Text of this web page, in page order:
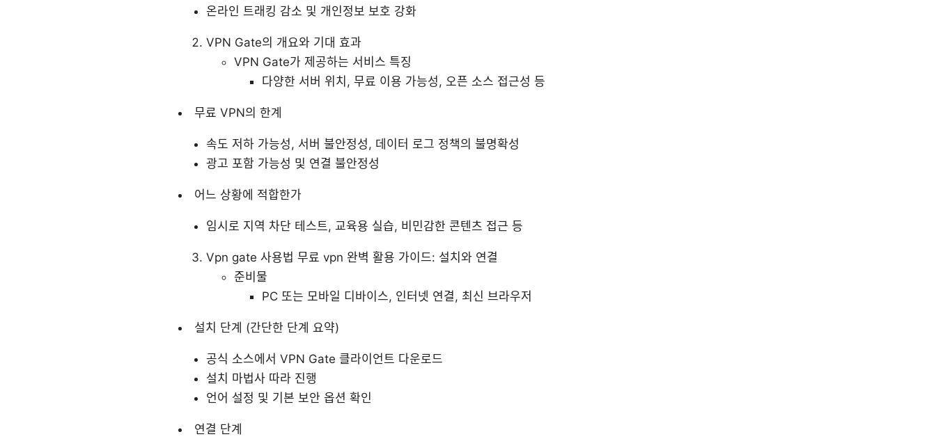
온라인 트래킹 감소 및 개인정보 보호 강화
VPN Gate의 개요와 기대 효과
VPN Gate가 제공하는 서비스 특징
다양한 서버 위치, 무료 이용 가능성, 오픈 소스 접근성 등
무료 VPN의 한계
속도 저하 가능성, 서버 불안정성, 데이터 로그 정책의 불명확성
광고 포함 가능성 및 연결 불안정성
어느 상황에 적합한가
임시로 지역 차단 테스트, 교육용 실습, 비민감한 콘텐츠 접근 등
Vpn gate 사용법 무료 vpn 완벽 활용 가이드: 설치와 연결
준비물
PC 또는 모바일 디바이스, 인터넷 연결, 최신 브라우저
설치 단계 (간단한 단계 요약)
공식 소스에서 VPN Gate 클라이언트 다운로드
설치 마법사 따라 진행
언어 설정 및 기본 보안 옵션 확인
연결 단계